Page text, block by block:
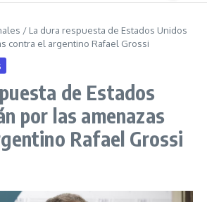
/ La dura respuesta de Estados Unidos
contra el argentino Rafael Grossi
de Estados
por las amenazas
Rafael Grossi